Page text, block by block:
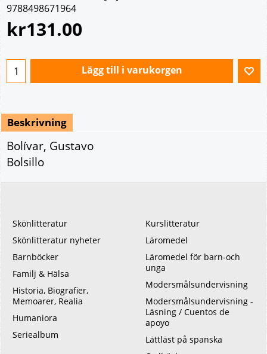
9788498671964
kr131.00
Lägg till i varukorgen
Beskrivning
Bolívar, Gustavo
Bolsillo
Skönlitteratur
Skönlitteratur nyheter
Barnböcker
Familj & Hälsa
Historia, Biografier,
Memoarer, Realia
Humaniora
Seriealbum
Kurslitteratur
Läromedel
Läromedel för barn-och
unga
Modersmålsundervisning
Modersmålsundervisning -
Läsning / Cuentos de
apoyo
Lättläst på spanska